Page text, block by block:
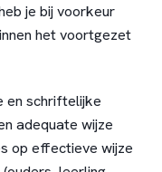
je bij voorkeur
het voortgezet
en schriftelijke
adequate wijze
op effectieve wijze